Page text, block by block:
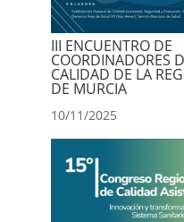
III ENCUENTRO DE
COORDINADORES
CALIDAD DE LA
DE MURCIA
10/11/2025